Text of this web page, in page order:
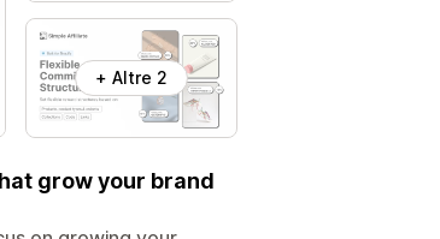
+ Altre 2
grow your brand